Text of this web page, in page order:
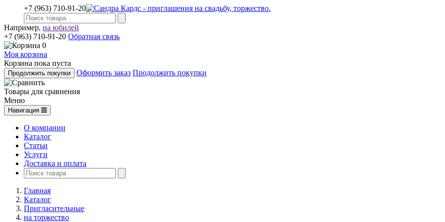
+7 (963) 710-91-20
Например, на юбилей
+7 (963) 710-91-20 Обратная связь
0
Моя корзина
Корзина пока пуста
Продолжить покупки Оформить заказ Продолжить покупки
Товары для сравнения
Меню
Навигация
О компании
Каталог
Статьи
Услуги
Доставка и оплата
Главная
Каталог
Пригласительные
на торжество